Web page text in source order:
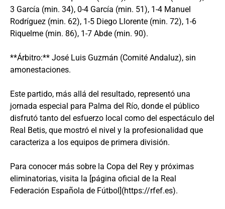
3 García (min. 34), 0-4 García (min. 51), 1-4 Manuel
Rodríguez (min. 62), 1-5 Diego Llorente (min. 72), 1-6
Riquelme (min. 86), 1-7 Abde (min. 90).
**Árbitro:** José Luis Guzmán (Comité Andaluz), sin
amonestaciones.
Este partido, más allá del resultado, representó una
jornada especial para Palma del Río, donde el público
disfrutó tanto del esfuerzo local como del espectáculo del
Real Betis, que mostró el nivel y la profesionalidad que
caracteriza a los equipos de primera división.
Para conocer más sobre la Copa del Rey y próximas
eliminatorias, visita la [página oficial de la Real
Federación Española de Fútbol](https://rfef.es).